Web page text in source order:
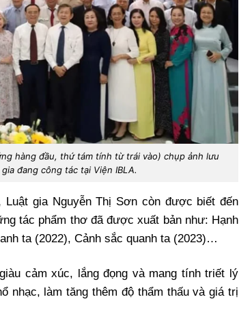
hàng đầu, thứ tám tính từ trái vào) chụp ảnh lưu
đang công tác tại Viện IBLA.
Luật gia Nguyễn Thị Sơn còn được biết đến
tác phẩm thơ đã được xuất bản như: Hạnh
ta (2022), Cảnh sắc quanh ta (2023)…
cảm xúc, lắng đọng và mang tính triết lý
nhạc, làm tăng thêm độ thẩm thấu và giá trị